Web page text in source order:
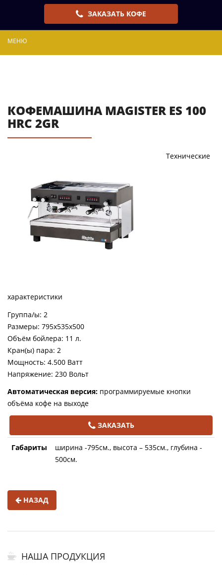
ЗАКАЗАТЬ КОФЕ
МЕНЮ
КОФЕМАШИНА MAGISTER ES 100
HRC 2GR
Технические
характеристики
Группа/ы: 2
Размеры: 795x535x500
Объём бойлера: 11 л.
Кран(ы) пара: 2
Мощность: 4.500 Ватт
Напряжение: 230 Вольт
Автоматическая версия: программируемые кнопки
объёма кофе на выходе
ЗАКАЗАТЬ
Габариты
ширина -795см., высота – 535см., глубина -
500см.
НАЗАД
НАША ПРОДУКЦИЯ